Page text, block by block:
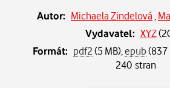
Autor: Michaela Zindelová,
Vydavatel: XYZ(
Formát: pdf2(5 MB),epub(837
240 stran